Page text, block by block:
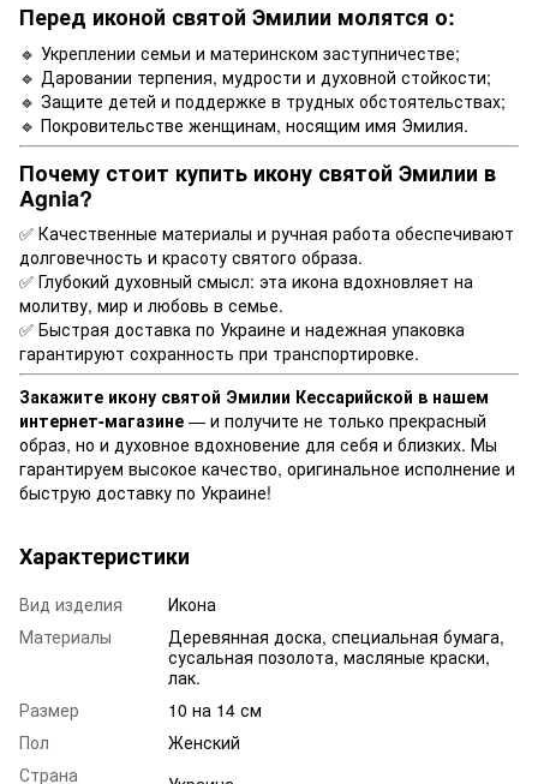
Перед иконой святой Эмилии молятся о:
🔹 Укреплении семьи и материнском заступничестве;
🔹 Даровании терпения, мудрости и духовной стойкости;
🔹 Защите детей и поддержке в трудных обстоятельствах;
🔹 Покровительстве женщинам, носящим имя Эмилия.
Почему стоит купить икону святой Эмилии в
Agnia?
✅ Качественные материалы и ручная работа обеспечивают
долговечность и красоту святого образа.
✅ Глубокий духовный смысл: эта икона вдохновляет на
молитву, мир и любовь в семье.
✅ Быстрая доставка по Украине и надежная упаковка
гарантируют сохранность при транспортировке.
Закажите икону святой Эмилии Кессарийской в нашем
интернет-магазине — и получите не только прекрасный
образ, но и духовное вдохновение для себя и близких. Мы
гарантируем высокое качество, оригинальное исполнение и
быструю доставку по Украине!
Характеристики
Вид изделия
Икона
Материалы
Деревянная доска, специальная бумага,
сусальная позолота, масляные краски,
лак.
Размер
10 на 14 см
Пол
Женский
Страна